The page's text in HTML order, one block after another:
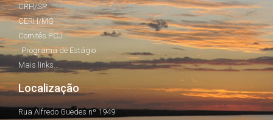
CRH/SP
CERH/MG
Comitês PCJ
Programa de Estágio
Mais links...
Localização
Rua Alfredo Guedes nº 1949